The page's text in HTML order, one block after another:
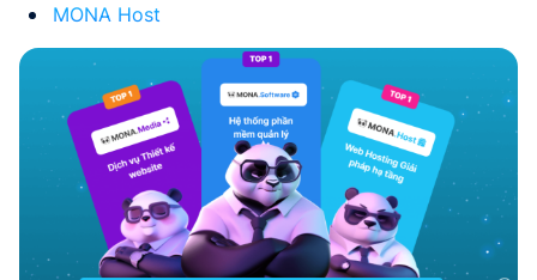
MONA Host